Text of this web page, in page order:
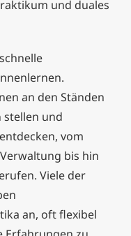
und duales
an den Ständen
stellen und
vom
bis hin
Viele der
an, oft flexibel